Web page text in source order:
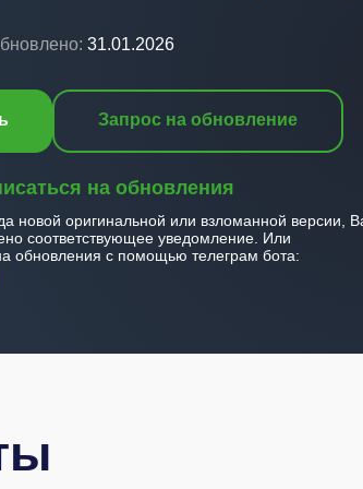
31.01.2026
Запрос на обновление
на обновления
новой оригинальной или взломанной версии,
соответствующее уведомление. Или
обновления с помощью телеграм бота: